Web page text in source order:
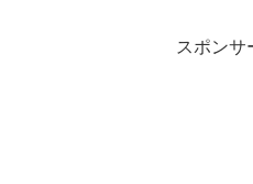
スポンサ